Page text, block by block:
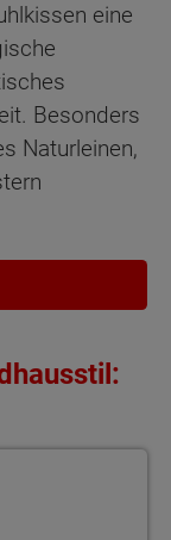
eine
Besonders
Naturleinen,